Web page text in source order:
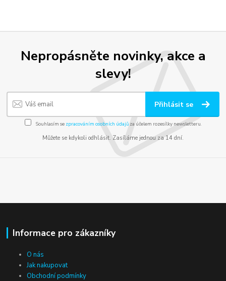
Nepropásněte novinky, akce a
slevy!
Přihlásit se
Souhlasím se zpracováním osobních údajůza účelem rozesílky newsletteru.
Můžete se kdykoli odhlásit. Zasíláme jednou za 14 dní.
Informace pro zákazníky
O nás
Jak nakupovat
Obchodní podmínky